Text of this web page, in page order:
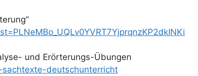
und Erörterungs-Übungen
deutschunterricht